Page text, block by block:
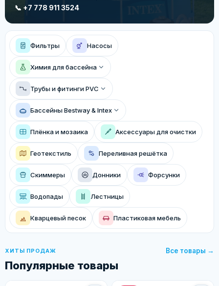
📞 +7 778 911 3524
Фильтры Насосы
Химия для бассейна
Трубы и фитинги PVC
Бассейны Bestway & Intex
Плёнка и мозаика Аксессуары для очистки
Геотекстиль Переливная решётка
Скиммеры Донники Форсунки
Водопады Лестницы
Кварцевый песок Пластиковая мебель
ХИТЫ ПРОДАЖ
Популярные товары
Все товары →